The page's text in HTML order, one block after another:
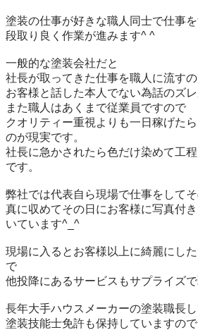
塗装の仕事が好きな職人同士で仕事
段取り良く作業が進みます^ ^
一般的な塗装会社だと
社長が取ってきた仕事を職人に流す
お客様と話した本人でない為話のズ
また職人はあくまで従業員ですので
クオリティー重視よりも一日稼げた
のが現実です。
社長に急かされたら色だけ染めて工
です。
弊社では代表自ら現場で仕事をして
真に収めてその日にお客様に写真付
いています^_^
現場に入るとお客様以上に綺麗にし
で
他投降にあるサービスもサプライズ
長年大手ハウスメーカーの塗装職長し
塗装技能士免許も保持していますので